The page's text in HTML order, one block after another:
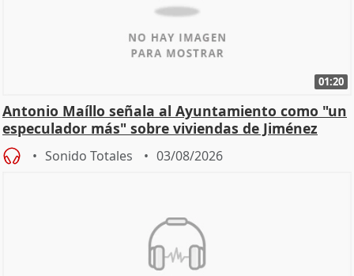
01:20
Antonio Maíllo señala al Ayuntamiento como "un
especulador más" sobre viviendas de Jiménez
Becerril
Sonido Totales 03/08/2026